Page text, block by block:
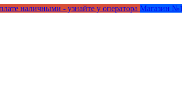
наличными - узнайте у оператора Магазин